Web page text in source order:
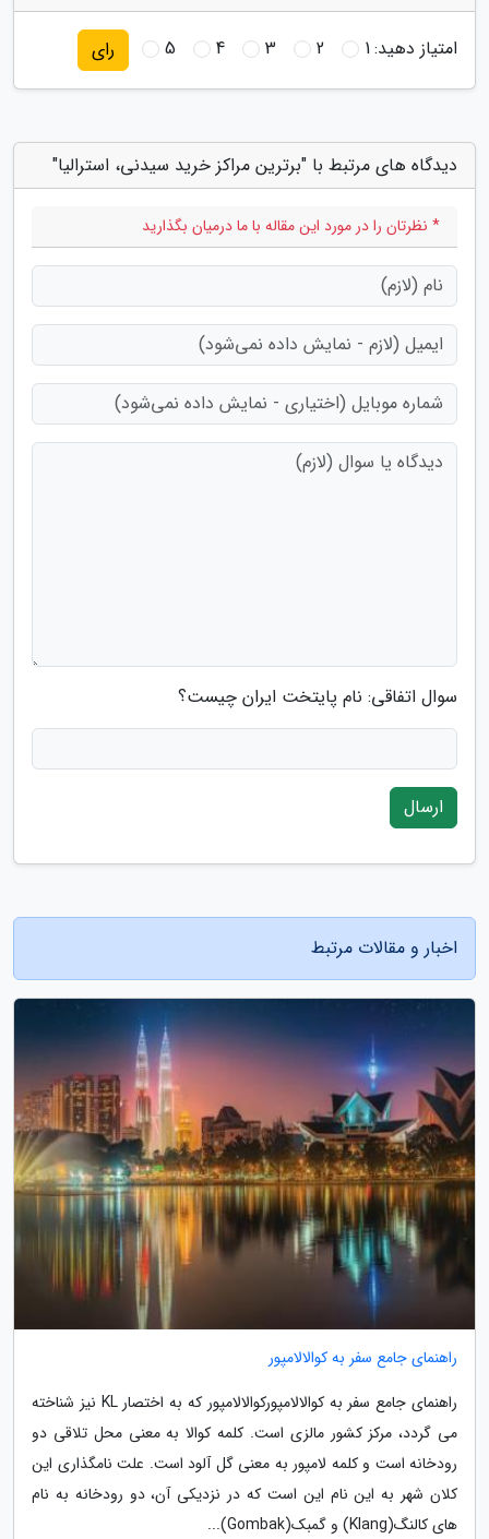
امتیاز دهید:1
2
3
4
5 رای
دیدگاه های مرتبط با "برترین مراکز خرید سیدنی، استرالیا"
* نظرتان را در مورد این مقاله با ما درمیان بگذارید
سوال اتفاقی: نام پایتخت ایران چیست؟
ارسال
اخبار و مقالات مرتبط
راهنمای جامع سفر به کوالالامپور
راهنمای جامع سفر به کوالالامپورکوالالامپور که به اختصار KL نیز شناخته
می گردد، مرکز کشور مالزی است. کلمه کوالا به معنی محل تلاقی دو
رودخانه است و کلمه لامپور به معنی گل آلود است. علت نامگذاری این
کلان شهر به این نام این است که در نزدیکی آن، دو رودخانه به نام
های کالنگ(Klang) و گمبک(Gombak)...